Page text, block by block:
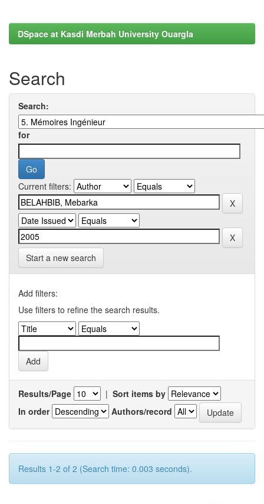
DSpace at Kasdi Merbah University Ouargla
Search
Search:
for
Current filters:
Start a new search
Add filters:
Use filters to refine the search results.
Results/Page | Sort items by
In order
Authors/record
Results 1-2 of 2 (Search time: 0.003 seconds).